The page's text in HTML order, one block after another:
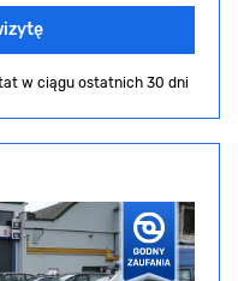
w ciągu ostatnich 30 dni